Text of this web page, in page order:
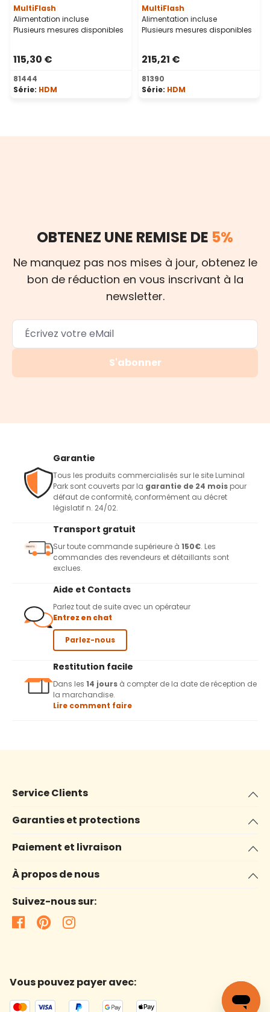
MultiFlash
Alimentation incluse
Plusieurs mesures disponibles
115,30 €
81444
Série: HDM
MultiFlash
Alimentation incluse
Plusieurs mesures disponibles
215,21 €
81390
Série: HDM
OBTENEZ UNE REMISE DE 5%
Ne manquez pas nos mises à jour, obtenez le
bon de réduction en vous inscrivant à la
newsletter.
S'abonner
Garantie
Tous les produits commercialisés sur le site Luminal
Park sont couverts par la garantie de 24 mois pour
défaut de conformité, conformément au décret
législatif n. 24/02.
Transport gratuit
Sur toute commande supérieure à 150€. Les
commandes des revendeurs et détaillants sont
exclues.
Aide et Contacts
Parlez tout de suite avec un opérateur
Entrez en chat
Parlez-nous
Restitution facile
Dans les 14 jours à compter de la date de réception de
la marchandise.
Lire comment faire
Service Clients
Garanties et protections
Paiement et livraison
À propos de nous
Suivez-nous sur:
Vous pouvez payer avec: